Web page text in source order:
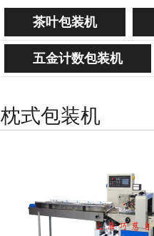
茶叶包装机
五金计数包装机
枕式包装机